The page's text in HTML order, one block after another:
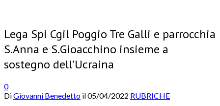
Lega Spi Cgil Poggio Tre Galli e parrocchia
S.Anna e S.Gioacchino insieme a
sostegno dell’Ucraina
0
DiGiovanni Benedetto il05/04/2022 RUBRICHE